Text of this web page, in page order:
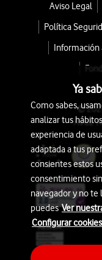
Aviso Legal
Política
Información
©
Avda.
Ya
Como sabes,
analizar tus
experiencia de
adaptada a tus
consientes estos
consentimiento
navegador y no te
puedesVer
Configurar cookies